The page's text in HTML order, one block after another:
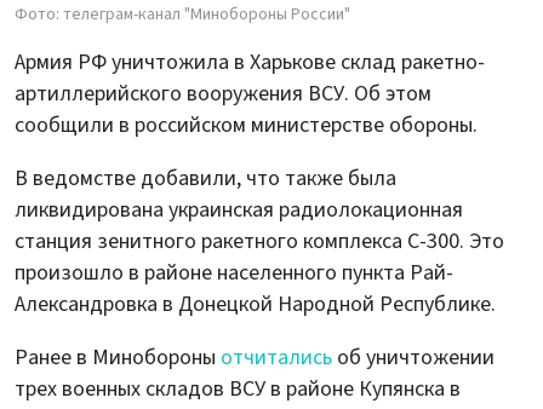
Фото: телеграм-канал "Минобороны России"
Армия РФ уничтожила в Харькове склад ракетно-
артиллерийского вооружения ВСУ. Об этом
сообщили в российском министерстве обороны.
В ведомстве добавили, что также была
ликвидирована украинская радиолокационная
станция зенитного ракетного комплекса С-300. Это
произошло в районе населенного пункта Рай-
Александровка в Донецкой Народной Республике.
Ранее в Минобороны отчитались об уничтожении
трех военных складов ВСУ в районе Купянска в